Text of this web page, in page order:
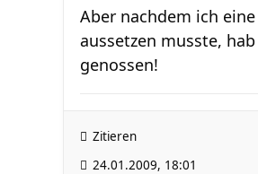
Aber nachdem ich
aussetzen musste,
genossen!
Zitieren
24.01.2009, 18:01